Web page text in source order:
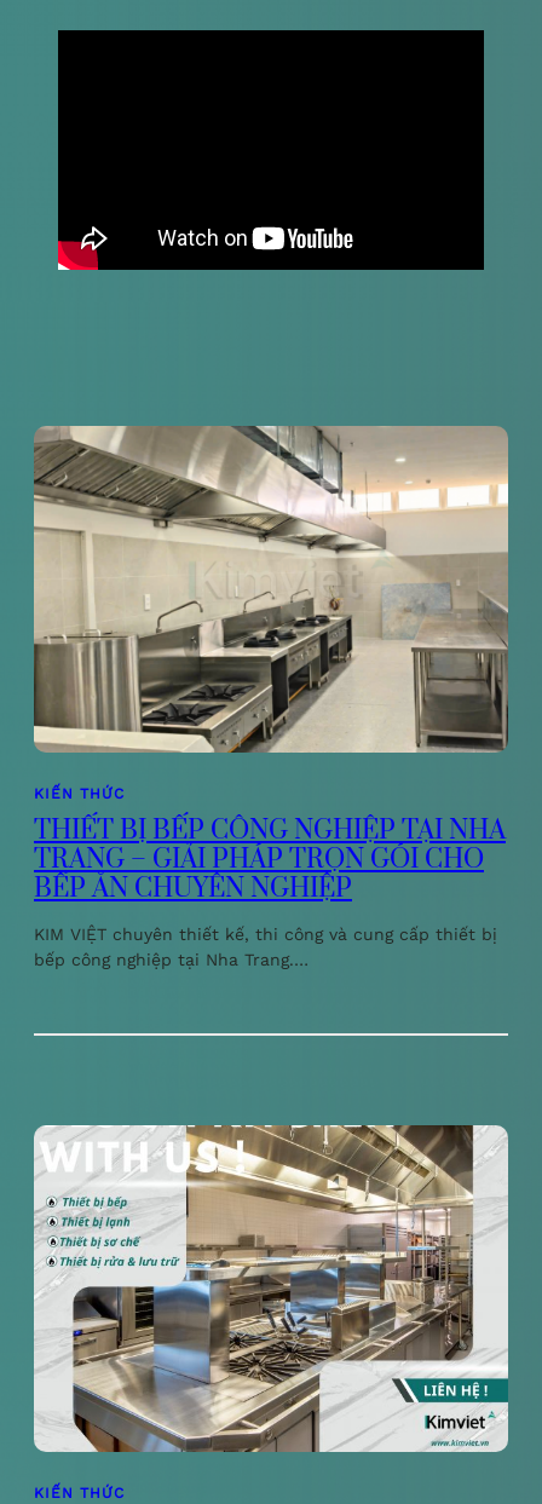
KIẾN THỨC
THIẾT BỊ BẾP CÔNG NGHIỆP TẠI NHA
TRANG – GIẢI PHÁP TRỌN GÓI CHO
BẾP ĂN CHUYÊN NGHIỆP
KIM VIỆT chuyên thiết kế, thi công và cung cấp thiết bị
bếp công nghiệp tại Nha Trang.…
KIẾN THỨC